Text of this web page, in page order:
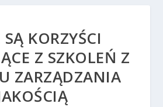
SĄ KORZYŚCI
Z SZKOLEŃ Z
ZARZĄDZANIA